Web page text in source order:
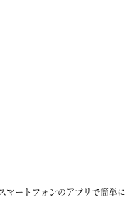
マートフォンのアプリで簡単に